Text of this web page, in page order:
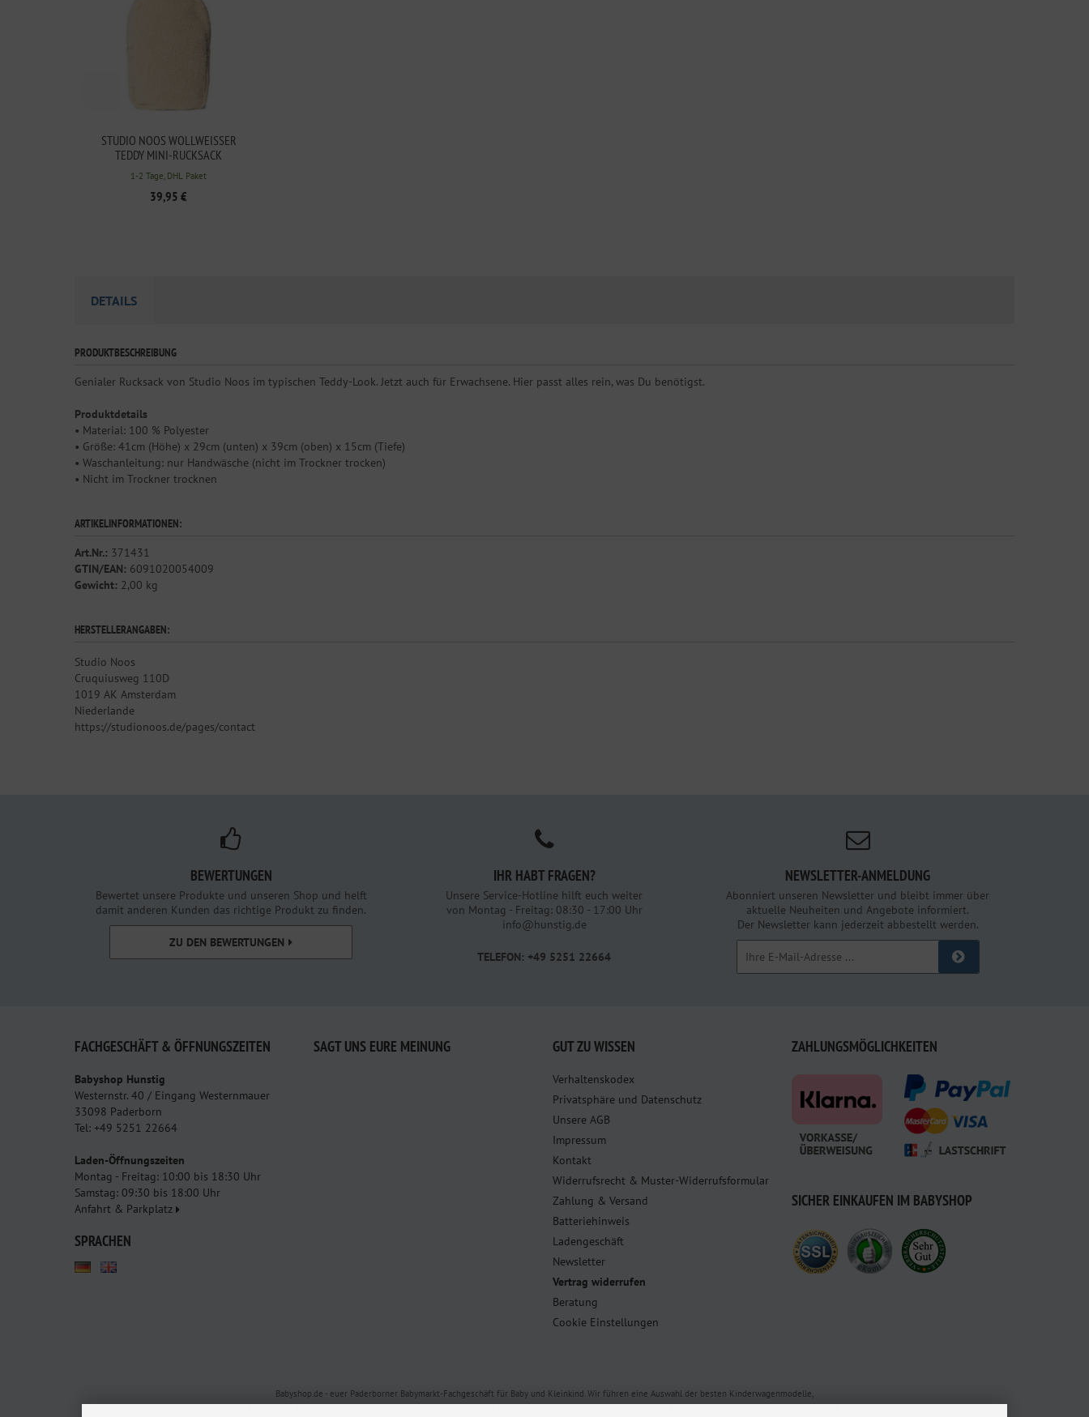
STUDIO NOOS WOLLWEISSER T
EDDY MINI-RUCKSACK
1-2 Tage, DHL Paket
39,95 €
DETAILS
PRODUKTBESCHREIBUNG
Genialer Rucksack von Studio Noos im typischen Teddy-Look. Jetzt auch für Erwachsene. Hier passt alles rein, was Du benötigst.
Produktdetails
• Material: 100 % Polyester
• Größe: 41cm (Höhe) x 29cm (unten) x 39cm (oben) x 15cm (Tiefe)
• Waschanleitung: nur Handwäsche (nicht im Trockner trocken)
• Nicht im Trockner trocknen
ARTIKELINFORMATIONEN:
Art.Nr.: 371431
GTIN/EAN: 6091020054009
Gewicht: 2,00 kg
HERSTELLERANGABEN:
Studio Noos
Cruquiusweg 110D
1019 AK Amsterdam
Niederlande
https://studionoos.de/pages/contact
BEWERTUNGEN
Bewertet unsere Produkte und unseren Shop und helft
damit anderen Kunden das richtige Produkt zu finden.
ZU DEN BEWERTUNGEN
IHR HABT FRAGEN?
Unsere Service-Hotline hilft euch weiter
von Montag - Freitag: 08:30 - 17:00 Uhr
info@hunstig.de
TELEFON: +49 5251 22664
NEWSLETTER-ANMELDUNG
Abonniert unseren Newsletter und bleibt immer über
aktuelle Neuheiten und Angebote informiert.
Der Newsletter kann jederzeit abbestellt werden.
FACHGESCHÄFT & ÖFFNUNGSZEITEN
Babyshop Hunstig
Westernstr. 40 / Eingang Westernmauer
33098 Paderborn
Tel: +49 5251 22664
Laden-Öffnungszeiten
Montag - Freitag: 10:00 bis 18:30 Uhr
Samstag: 09:30 bis 18:00 Uhr
Anfahrt & Parkplatz
SPRACHEN
SAGT UNS EURE MEINUNG GUT ZU WISSEN
Verhaltenskodex
Privatsphäre und Datenschutz
Unsere AGB
Impressum
Kontakt
Widerrufsrecht & Muster-Widerrufsformular
Zahlung & Versand
Batteriehinweis
Ladengeschäft
Newsletter
Vertrag widerrufen
Beratung
Cookie Einstellungen
ZAHLUNGSMÖGLICHKEITEN
SICHER EINKAUFEN IM BABYSHOP
Babyshop.de - euer Paderborner Babymarkt-Fachgeschäft für Baby und Kleinkind. Wir führen eine Auswahl der besten Kinderwagenmodelle,
Kindersitze, Babybettchen und vieles mehr von allen namhaften Herstellern. Besucht uns in der Paderborner Fußgängerzone oder bestellt online bei uns.